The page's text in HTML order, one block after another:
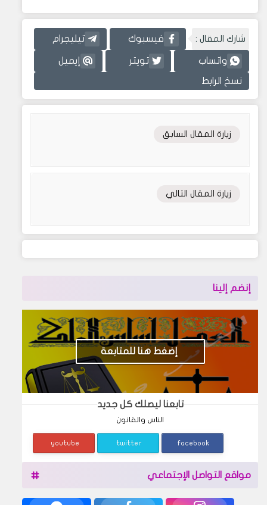
شارك المقال : فيسبوك تيليجرام
واتساب تويتر إيميل
نسخ الرابط
زيارة المقال السابق
زيارة المقال التالي
إنضم إلينا
إضغط هنا للمتابعة
تابعنا ليصلك كل جديد
الناس والقانون
facebook
twitter
youtube
مواقع التواصل الإجتماعي